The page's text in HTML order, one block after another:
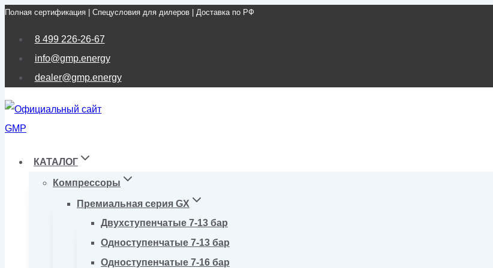
Перейти
Полная сертификация | Спецусловия для дилеров | Доставка по РФ
8 499 226-26-67
info@gmp.energy
dealer@gmp.energy
КАТАЛОГ
Компрессоры
Премиальная серия GX
Двухступенчатые 7-13 бар
Одноступенчатые 7-13 бар
Одноступенчатые 7-16 бар